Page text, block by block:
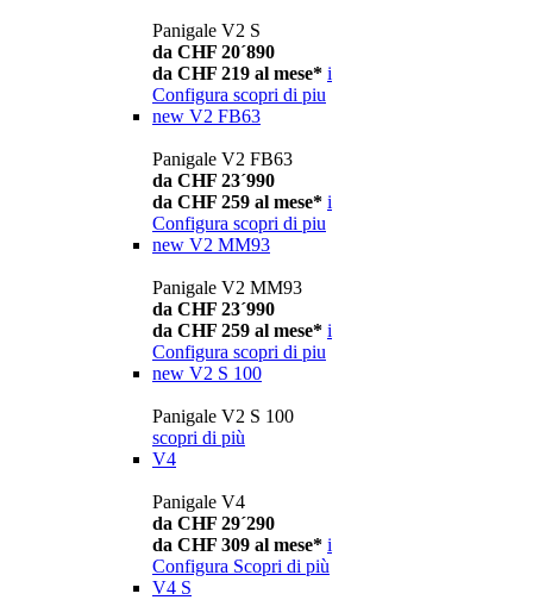
Panigale V2 S
da CHF 20´890
da CHF 219 al mese* i
Configura scopri di piu
new V2 FB63
Panigale V2 FB63
da CHF 23´990
da CHF 259 al mese* i
Configura scopri di piu
new V2 MM93
Panigale V2 MM93
da CHF 23´990
da CHF 259 al mese* i
Configura scopri di piu
new V2 S 100
Panigale V2 S 100
scopri di più
V4
Panigale V4
da CHF 29´290
da CHF 309 al mese* i
Configura Scopri di più
V4 S